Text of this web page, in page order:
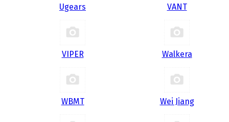
Ugears VANT
VIPER Walkera
WBMT Wei Jiang